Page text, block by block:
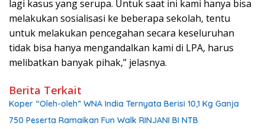
lagi kasus yang serupa. Untuk saat ini kami hanya bisa
melakukan sosialisasi ke beberapa sekolah, tentu
untuk melakukan pencegahan secara keseluruhan
tidak bisa hanya mengandalkan kami di LPA, harus
melibatkan banyak pihak,” jelasnya.
Berita Terkait
Koper “Oleh-oleh” WNA India Ternyata Berisi 10,1 Kg Ganja
750 Peserta Ramaikan Fun Walk RINJANI BI NTB